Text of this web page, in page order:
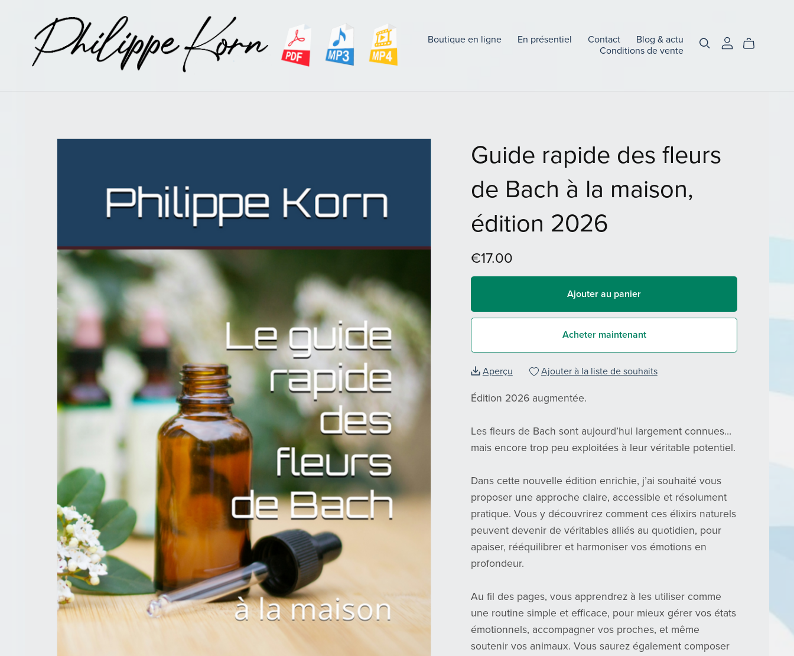
Boutique en ligne En présentiel Contact
Blog & actu
Conditions de vente
Guide rapide des fleurs
de Bach à la maison,
édition 2026
€17.00
Ajouter au panier
Acheter maintenant
Aperçu Ajouter à la liste de souhaits
Édition 2026 augmentée.
Les fleurs de Bach sont aujourd’hui largement connues…
mais encore trop peu exploitées à leur véritable potentiel.
Dans cette nouvelle édition enrichie, j’ai souhaité vous
proposer une approche claire, accessible et résolument
pratique. Vous y découvrirez comment ces élixirs naturels
peuvent devenir de véritables alliés au quotidien, pour
apaiser, rééquilibrer et harmoniser vos émotions en
profondeur.
Au fil des pages, vous apprendrez à les utiliser comme
une routine simple et efficace, pour mieux gérer vos états
émotionnels, accompagner vos proches, et même
soutenir vos animaux. Vous saurez également composer